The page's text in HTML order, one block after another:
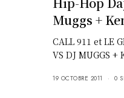
Muggs +
CALL 911 et LE
VS DJ MUGGS +
19 OCTOBRE 2011 0